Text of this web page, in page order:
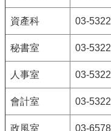
資產科 03-
秘書室 03-
人事室 03-
會計室 03-
政風室 03-